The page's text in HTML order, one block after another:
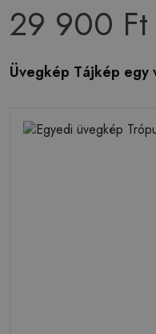
29 900 Ft
Üvegkép Tájkép egy